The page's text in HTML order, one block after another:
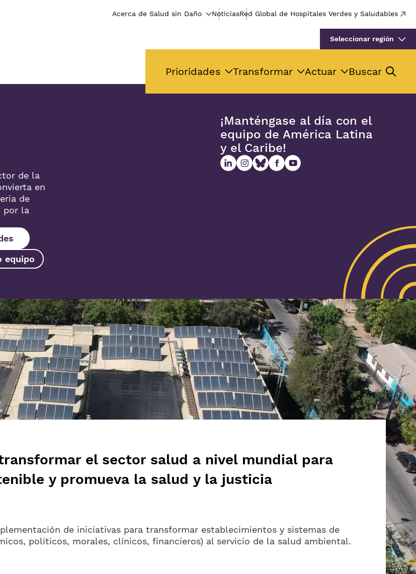
Acerca de Salud sin Daño NoticiasRed Global de Hospitales Verdes y Saludables
Seleccionar región
Prioridades Transformar Actuar Buscar
de la
en
de
por la
¡Manténgase al día con el
equipo de América Latina
y el Caribe!
equipo
el sector salud a nivel mundial para
y promueva la salud y la justicia
de iniciativas para transformar establecimientos y sistemas de
políticos, morales, clínicos, financieros) al servicio de la salud ambiental.